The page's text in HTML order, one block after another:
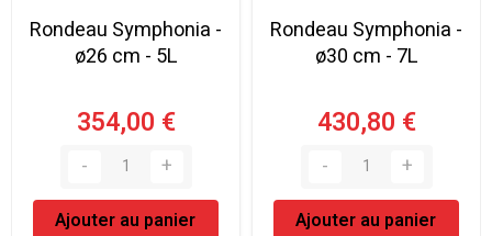
Rondeau Symphonia -
ø26 cm - 5L
354,00 €
Ajouter au panier
Rondeau Symphonia -
ø30 cm - 7L
430,80 €
Ajouter au panier